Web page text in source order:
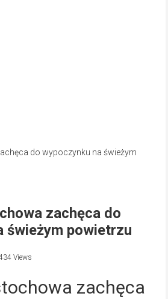
zachęca do
świeżym powietrzu
Views
zachęca